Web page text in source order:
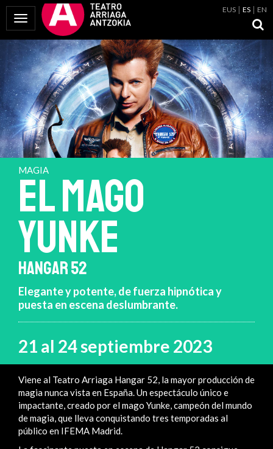
Mostrar Menú
EUS ES EN
MAGIA
EL MAGO
YUNKE
HANGAR 52
Elegante y potente, de fuerza hipnótica y
puesta en escena deslumbrante.
21 al 24 septiembre 2023
Viene al Teatro Arriaga Hangar 52, la mayor producción de
magia nunca vista en España. Un espectáculo único e
impactante, creado por el mago Yunke, campeón del mundo
de magia, que lleva conquistando tres temporadas al
público en IFEMA Madrid.